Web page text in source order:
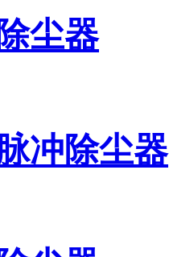
尘器
冲除尘器